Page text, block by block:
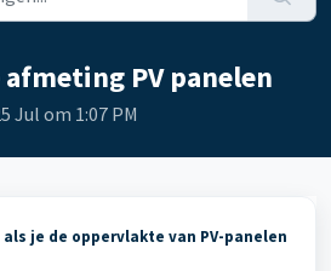
PV panelen
Jul om 1:07 PM
je de oppervlakte van PV-panelen